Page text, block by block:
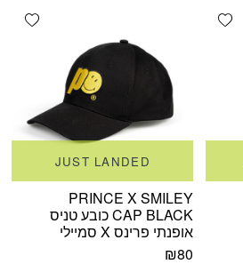
Add wishlist
JUST LANDED
PRINCE X SMILEY
CAP BLACK כובע טניס
אופנתי פרינס X סמיילי
₪80